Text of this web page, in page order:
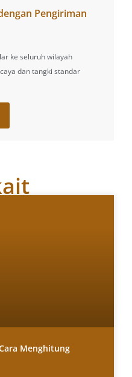
Pengiriman
ke seluruh wilayah
dan tangki standar
Menghitung